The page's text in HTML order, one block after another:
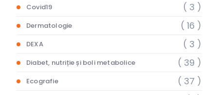
Covid19 ( 3 )
Dermatologie ( 16 )
DEXA ( 3 )
Diabet, nutriție și boli metabolice ( 39 )
Ecografie
( 37 )